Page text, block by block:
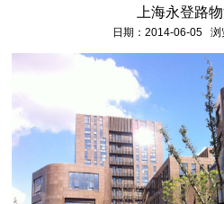
上海永登路
日期：2014-06-05 浏